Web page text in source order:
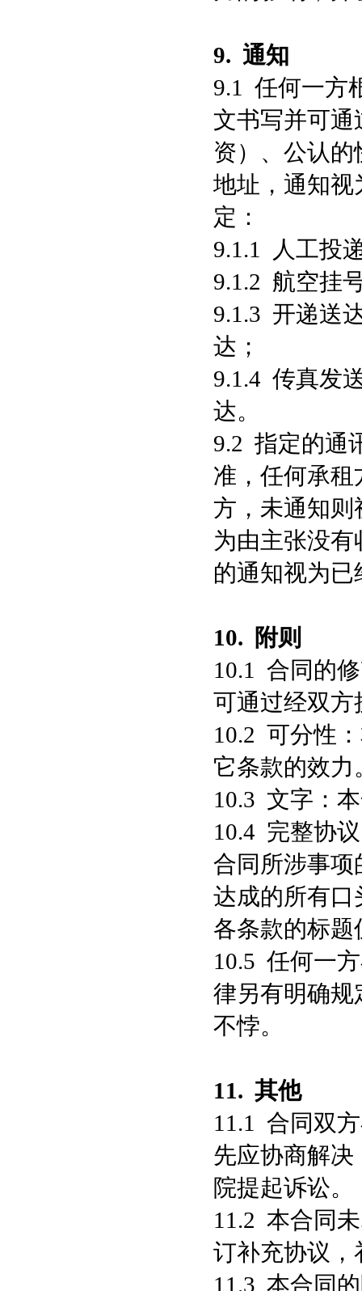
9. 通知
9.1 任何一方
文书写并可通
资）、公认
地址，通知视
定：
9.1.1 人工投
9.1.2 航空挂
9.1.3 开递送
达；
9.1.4 传真发
达。
9.2 指定的通
准，任何承
方，未通知
为由主张没
的通知视为已
10.
附则
10.1 合同的
可通过经双方
10.2 可分性
它条款的效力
10.3 文字：
10.4 完整协
合同所涉事项
达成的所有口
各条款的标题
10.5 任何一
律另有明确规
不悖。
11. 其他
11.1 合同双
先应协商解
院提起诉讼。
11.2 本合同
订补充协议，
11.3 本合同